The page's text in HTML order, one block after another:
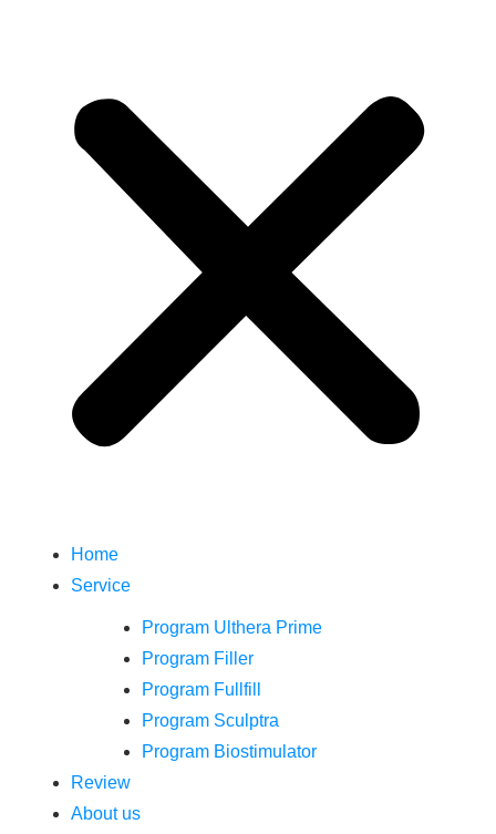
Home
Service
Program Ulthera Prime
Program Filler
Program Fullfill
Program Sculptra
Program Biostimulator
Review
About us